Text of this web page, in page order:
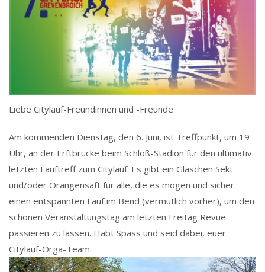
Liebe Citylauf-Freundinnen und -Freunde
Am kommenden Dienstag, den 6. Juni, ist Treffpunkt, um 19
Uhr, an der Erftbrücke beim Schloß-Stadion für den ultimativ
letzten Lauftreff zum Citylauf. Es gibt ein Gläschen Sekt
und/oder Orangensaft für alle, die es mögen und sicher
einen entspannten Lauf im Bend (vermutlich vorher), um den
schönen Veranstaltungstag am letzten Freitag Revue
passieren zu lassen. Habt Spass und seid dabei, euer
Citylauf-Orga-Team.